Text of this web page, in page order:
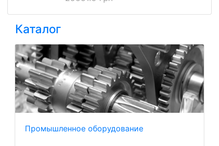
Каталог
Промышленное оборудование